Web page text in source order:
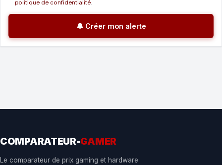
politique de confidentialité.
🔔 Créer mon alerte
COMPARATEUR-GAMER
Le comparateur de prix gaming et hardware